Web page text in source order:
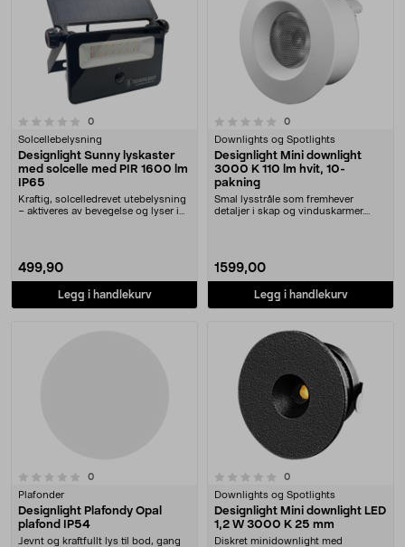
0anmeldelser
Solcellebelysning
Designlight Sunny lyskaster
med solcelle med PIR 1600 lm
IP65
Kraftig, solcelledrevet utebelysning
– aktiveres av bevegelse og lyser i
499,90
Legg i handlekurv
0.0 av 5 stjerner 0anmeldelser
Downlights og Spotlights
Designlight Mini downlight
3000 K 110 lm hvit, 10-
pakning
Smal lysstråle som fremhever
detaljer i skap og vinduskarmer.
1599,00
Legg i handlekurv
0anmeldelser
Plafonder
Designlight Plafondy Opal
plafond IP54
Jevnt og kraftfullt lys til bod, gang
0.0 av 5 stjerner 0anmeldelser
Downlights og Spotlights
Designlight Mini downlight LED
1,2 W 3000 K 25 mm
Diskret minidownlight med